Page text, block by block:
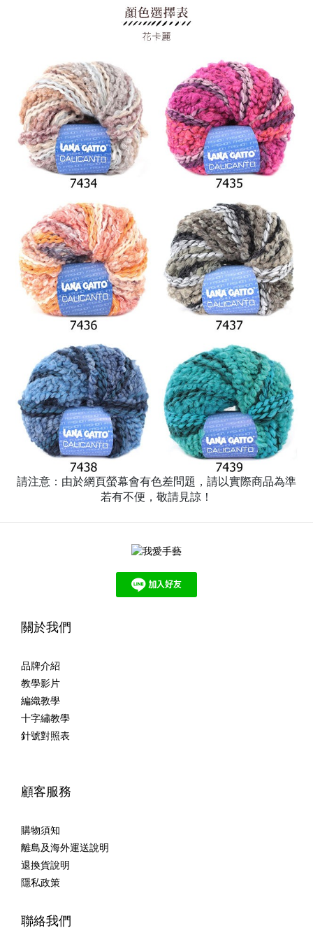
請注意：由於網頁螢幕會有色差問題，請以實際商品為準
若有不便，敬請見諒！
關於我們
品牌介紹
教學影片
編織教學
十字繡教學
針號對照表
顧客服務
購物須知
離島及海外運送說明
退換貨說明
隱私政策
聯絡我們